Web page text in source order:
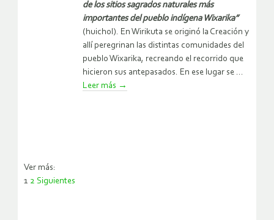
de los sitios sagrados naturales más
importantes del pueblo indígena Wixarika”
(huichol). En Wirikuta se originó la Creación y
allí peregrinan las distintas comunidades del
pueblo Wixarika, recreando el recorrido que
hicieron sus antepasados. En ese lugar se ...
Leer más →
Ver más:
Paginación
1 2 Siguientes